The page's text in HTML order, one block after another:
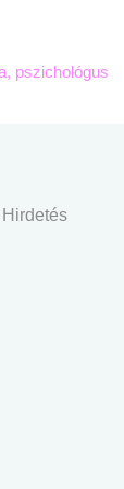
pszichológus
Hirdetés